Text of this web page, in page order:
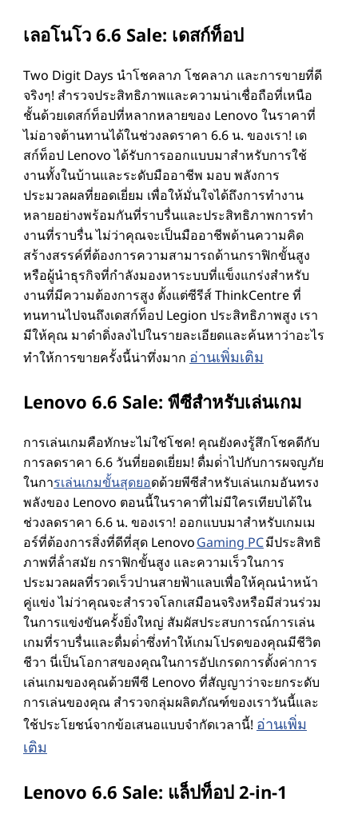
ณ์
เลอโนโว 6.6 Sale: เดสก์ท็อป
Two Digit Days นําโชคลาภ โชคลาภ และการขายที่ดี
จริงๆ! สํารวจประสิทธิภาพและความน่าเชื่อถือที่เหนือ
ชั้นด้วยเดสก์ท็อปที่หลากหลายของ Lenovo ในราคาที่
ไม่อาจต้านทานได้ในช่วงลดราคา 6.6 น. ของเรา! เด
สก์ท็อป Lenovo ได้รับการออกแบบมาสําหรับการใช้
งานทั้งในบ้านและระดับมืออาชีพ มอบ พลังการ
ประมวลผลที่ยอดเยี่ยม เพื่อให้มั่นใจได้ถึงการทํางาน
หลายอย่างพร้อมกันที่ราบรื่นและประสิทธิภาพการทํา
งานที่ราบรื่น ไม่ว่าคุณจะเป็นมืออาชีพด้านความคิด
สร้างสรรค์ที่ต้องการความสามารถด้านกราฟิกขั้นสูง
หรือผู้นําธุรกิจที่กําลังมองหาระบบที่แข็งแกร่งสําหรับ
งานที่มีความต้องการสูง ตั้งแต่ซีรีส์ ThinkCentre ที่
ทนทานไปจนถึงเดสก์ท็อป Legion ประสิทธิภาพสูง เรา
มีให้คุณ มาดําดิ่งลงไปในรายละเอียดและค้นหาว่าอะไร
ทําให้การขายครั้งนี้น่าทึ่งมาก อ่านเพิ่มเติม
Lenovo 6.6 Sale: พีซีสําหรับเล่นเกม
การเล่นเกมคือทักษะไม่ใช่โชค! คุณยังคงรู้สึกโชคดีกับ
การลดราคา 6.6 วันที่ยอดเยี่ยม! ดื่มด่ําไปกับการผจญภัย
ในการเล่นเกมขั้นสุดยอดด้วยพีซีสําหรับเล่นเกมอันทรง
พลังของ Lenovo ตอนนี้ในราคาที่ไม่มีใครเทียบได้ใน
ช่วงลดราคา 6.6 น. ของเรา! ออกแบบมาสําหรับเกมเม
อร์ที่ต้องการสิ่งที่ดีที่สุด LenovoGaming PCมีประสิทธิ
ภาพที่ล้ําสมัย กราฟิกขั้นสูง และความเร็วในการ
ประมวลผลที่รวดเร็วปานสายฟ้าแลบเพื่อให้คุณนําหน้า
คู่แข่ง ไม่ว่าคุณจะสํารวจโลกเสมือนจริงหรือมีส่วนร่วม
ในการแข่งขันครั้งยิ่งใหญ่ สัมผัสประสบการณ์การเล่น
เกมที่ราบรื่นและดื่มด่ําซึ่งทําให้เกมโปรดของคุณมีชีวิต
ชีวา นี่เป็นโอกาสของคุณในการอัปเกรดการตั้งค่าการ
เล่นเกมของคุณด้วยพีซี Lenovo ที่สัญญาว่าจะยกระดับ
การเล่นของคุณ สํารวจกลุ่มผลิตภัณฑ์ของเราวันนี้และ
ใช้ประโยชน์จากข้อเสนอแบบจํากัดเวลานี้! อ่านเพิ่ม
เติม
Lenovo 6.6 Sale: แล็ปท็อป 2-in-1